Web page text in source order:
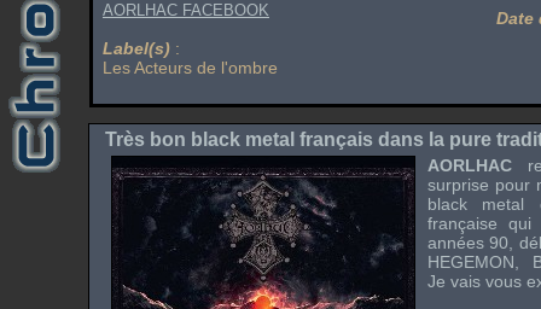
AORLHAC FACEBOOK
Label(s) :
Les Acteurs de l'ombre
Date
Très bon black metal français dans la pure
AORLHAC
surprise pour
black metal
française
années 90,
HEGEMON
Je vais vous